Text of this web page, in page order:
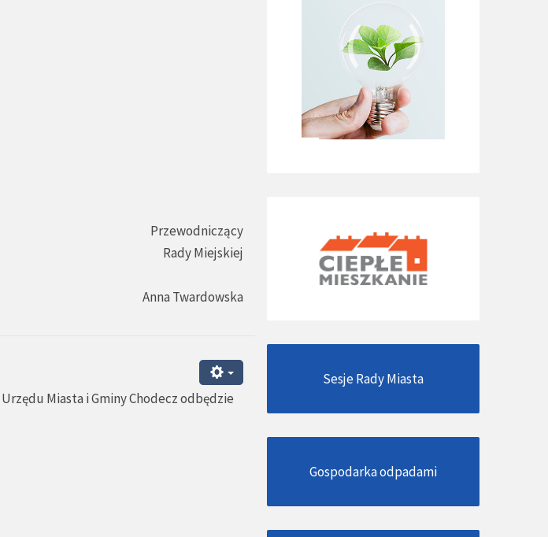
Przewodniczący
Rady Miejskiej
Anna Twardowska
Miasta i Gminy Chodecz odbędzie
Sesje Rady Miasta
Gospodarka odpadami